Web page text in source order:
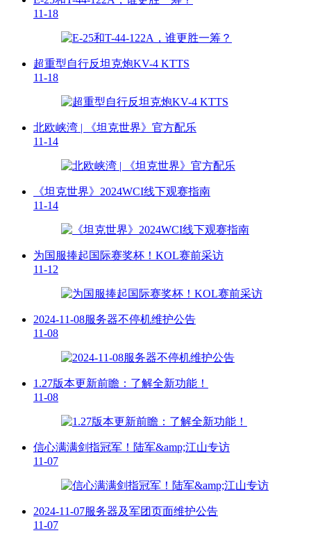
11-18
超重型自行反坦克炮KV-4 KTTS
11-18
北欧峡湾 | 《坦克世界》官方配乐
11-14
《坦克世界》2024WCI线下观赛指南
11-14
为国服捧起国际赛奖杯！KOL赛前采访
11-12
2024-11-08服务器不停机维护公告
11-08
1.27版本更新前瞻：了解全新功能！
11-08
信心满满剑指冠军！陆军&amp;江山专访
11-07
2024-11-07服务器及军团页面维护公告
11-07